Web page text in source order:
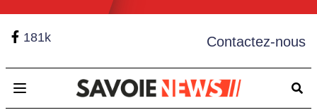
181k Contactez-nous
Open main menu